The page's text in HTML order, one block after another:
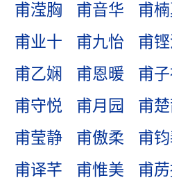
甫滢胸
甫音华 甫楠
甫业十
甫九怡 甫
甫乙娴
甫恩暖 甫
甫守悦
甫月园 甫
甫莹静
甫傲柔 甫
甫译芊
甫惟美 甫